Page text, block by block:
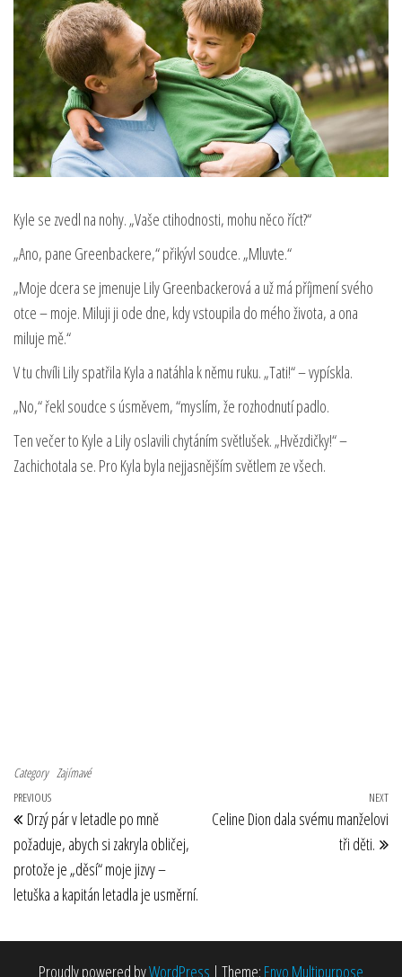
Kyle se zvedl na nohy. „Vaše ctihodnosti, mohu něco říct?“
„Ano, pane Greenbackere,“ přikývl soudce. „Mluvte.“
„Moje dcera se jmenuje Lily Greenbackerová a už má příjmení svého
otce – moje. Miluji ji ode dne, kdy vstoupila do mého života, a ona
miluje mě.“
V tu chvíli Lily spatřila Kyla a natáhla k němu ruku. „Tati!“ – vypískla.
„No,“ řekl soudce s úsměvem, “myslím, že rozhodnutí padlo.
Ten večer to Kyle a Lily oslavili chytáním světlušek. „Hvězdičky!“ –
Zachichotala se. Pro Kyla byla nejjasnějším světlem ze všech.
Category Zajímavé
Navigace pro příspěvek
Previous Post
PREVIOUS
Drzý pár v letadle po mně
požaduje, abych si zakryla obličej,
protože je „děsí“ moje jizvy –
letuška a kapitán letadla je usměrní.
NEXT
Celine Dion dala svému manželovi
tři děti.
Proudly powered byWordPress | Theme: Envo Multipurpose